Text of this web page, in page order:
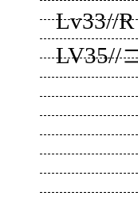
Lv33//
LV35//